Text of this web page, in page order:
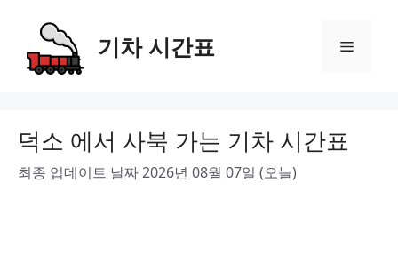
content
기차 시간표 Menu
덕소 에서 사북 가는 기차 시간표
최종 업데이트 날짜 2026년 08월 07일 (오늘)